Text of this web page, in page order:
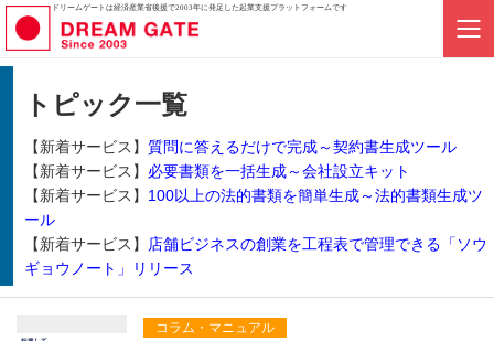
ドリームゲートは経済産業省後援で2003年に発足した起業支援プラットフォームです
トピック一覧
【新着サービス】 質問に答えるだけで完成～契約書生成ツール
【新着サービス】 必要書類を一括生成～会社設立キット
【新着サービス】 100以上の法的書類を簡単生成～法的書類生成ツ
ール
【新着サービス】
店舗ビジネスの創業を工程表で管理できる「ソウ
ギョウノート」リリース
コラム・マニュアル